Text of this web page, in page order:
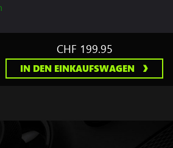
CHF 199.95
IN DEN EINKAUFSWAGEN